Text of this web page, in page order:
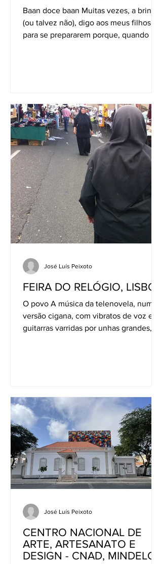
Baan doce baan Muitas vezes, a brincar
(ou talvez não), digo aos meus filhos
para se prepararem porque, quando me
FEIRA DO RELÓGIO, LISBOA
O povo A música da telenovela, numa
versão cigana, com vibratos de voz e
guitarras varridas por unhas grandes,
José Luís Peixoto
CENTRO NACIONAL DE
ARTE, ARTESANATO E
DESIGN - CNAD, MINDELO,
José Luís Peixoto